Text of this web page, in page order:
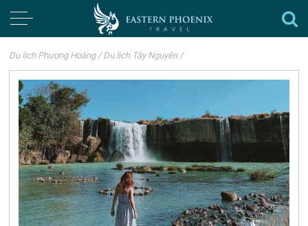
Du lịch Phượng Hoàng / Du lịch Tây Nguyên /